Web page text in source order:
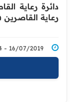
دائرة رعاية
رعاية
16/07/2019 - 10:54 صباحًا